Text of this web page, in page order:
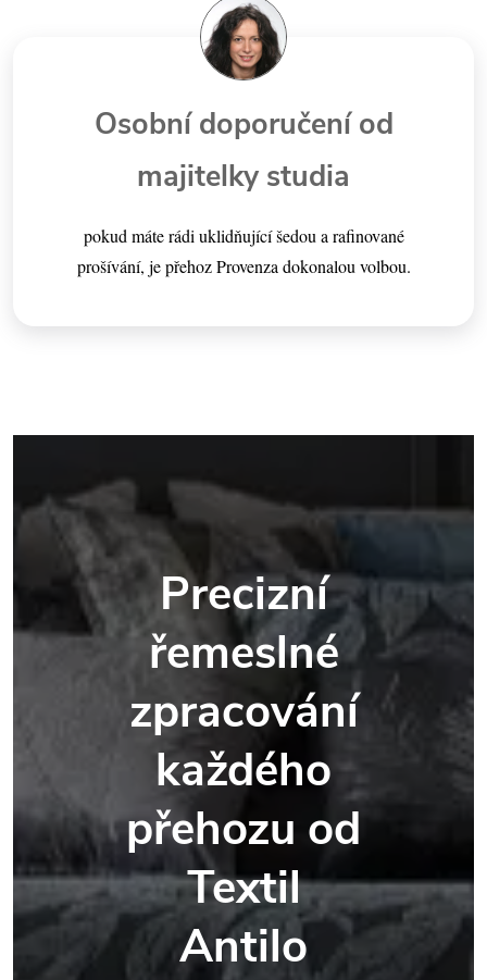
Osobní doporučení od
majitelky studia
pokud máte rádi uklidňující šedou a rafinované
prošívání, je přehoz Provenza dokonalou volbou.
Precizní
řemeslné
zpracování
každého
přehozu od
Textil
Antilo